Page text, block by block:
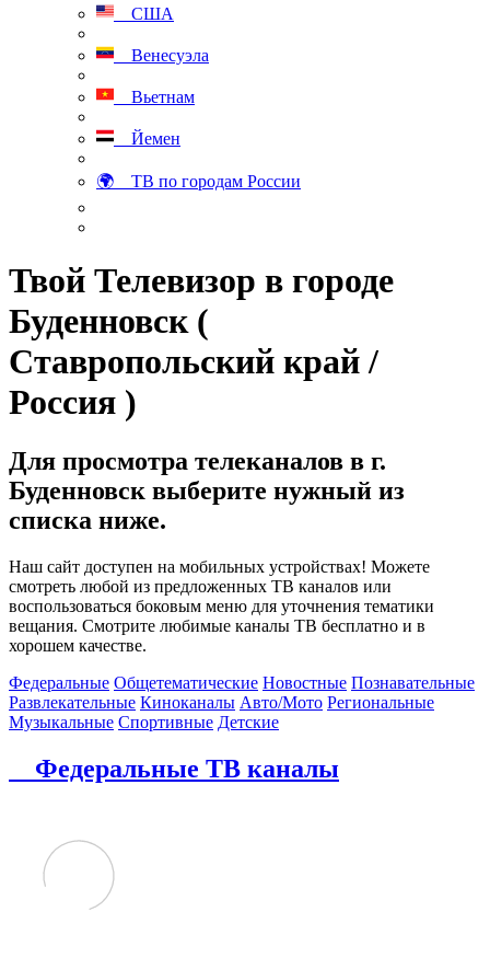
США
Венесуэла
Вьетнам
Йемен
🌍 ТВ по городам России
Твой Телевизор в городе
Буденновск (
Ставропольский край /
Россия )
Для просмотра телеканалов в г.
Буденновск выберите нужный из
списка ниже.
Наш сайт доступен на мобильных устройствах! Можете
смотреть любой из предложенных ТВ каналов или
воспользоваться боковым меню для уточнения тематики
вещания. Смотрите любимые каналы ТВ бесплатно и в
хорошем качестве.
Федеральные Общетематические Новостные Познавательные
Развлекательные Киноканалы Авто/Мото Региональные
Музыкальные Спортивные Детские
Федеральные ТВ каналы